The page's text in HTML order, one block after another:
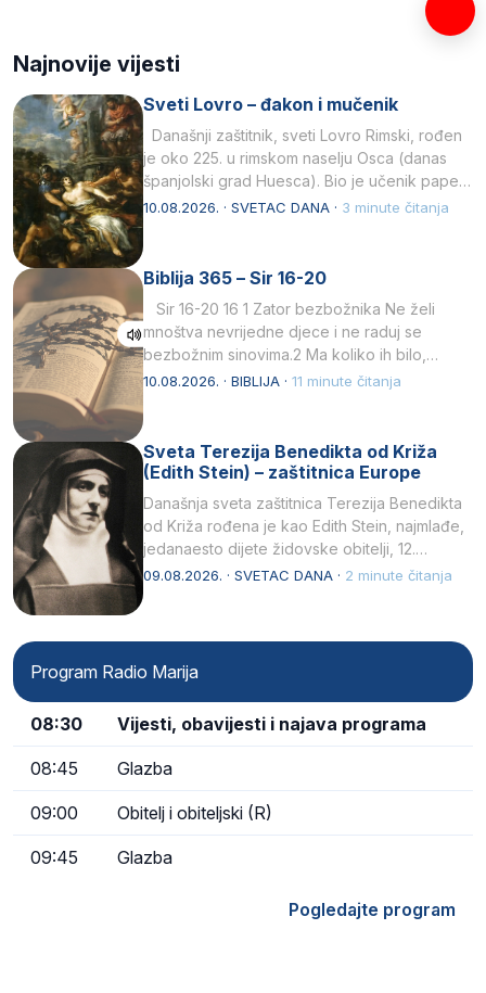
Najnovije vijesti
Sveti Lovro – đakon i mučenik
Današnji zaštitnik, sveti Lovro Rimski, rođen
je oko 225. u rimskom naselju Osca (danas
španjolski grad Huesca). Bio je učenik pape…
10.08.2026. · SVETAC DANA · 3 minute čitanja
Biblija 365 – Sir 16-20
Sir 16-20 16 1 Zator bezbožnika Ne želi
mnoštva nevrijedne djece i ne raduj se
bezbožnim sinovima.2 Ma koliko ih bilo,…
10.08.2026. · BIBLIJA · 11 minute čitanja
Sveta Terezija Benedikta od Križa
(Edith Stein) – zaštitnica Europe
Današnja sveta zaštitnica Terezija Benedikta
od Križa rođena je kao Edith Stein, najmlađe,
jedanaesto dijete židovske obitelji, 12.
listopada 1891, u Wrocławu…
09.08.2026. · SVETAC DANA · 2 minute čitanja
Program Radio Marija
08:30 Vijesti, obavijesti i najava programa
08:45 Glazba
09:00 Obitelj i obiteljski (R)
09:45 Glazba
Pogledajte program